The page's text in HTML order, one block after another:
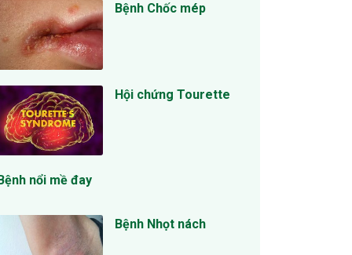
Bệnh Chốc mép
Hội chứng Tourette
Bệnh nổi mề đay
Bệnh Nhọt nách